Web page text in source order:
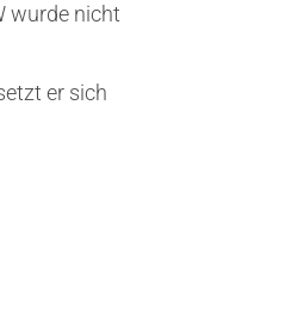
wurde nicht
er sich